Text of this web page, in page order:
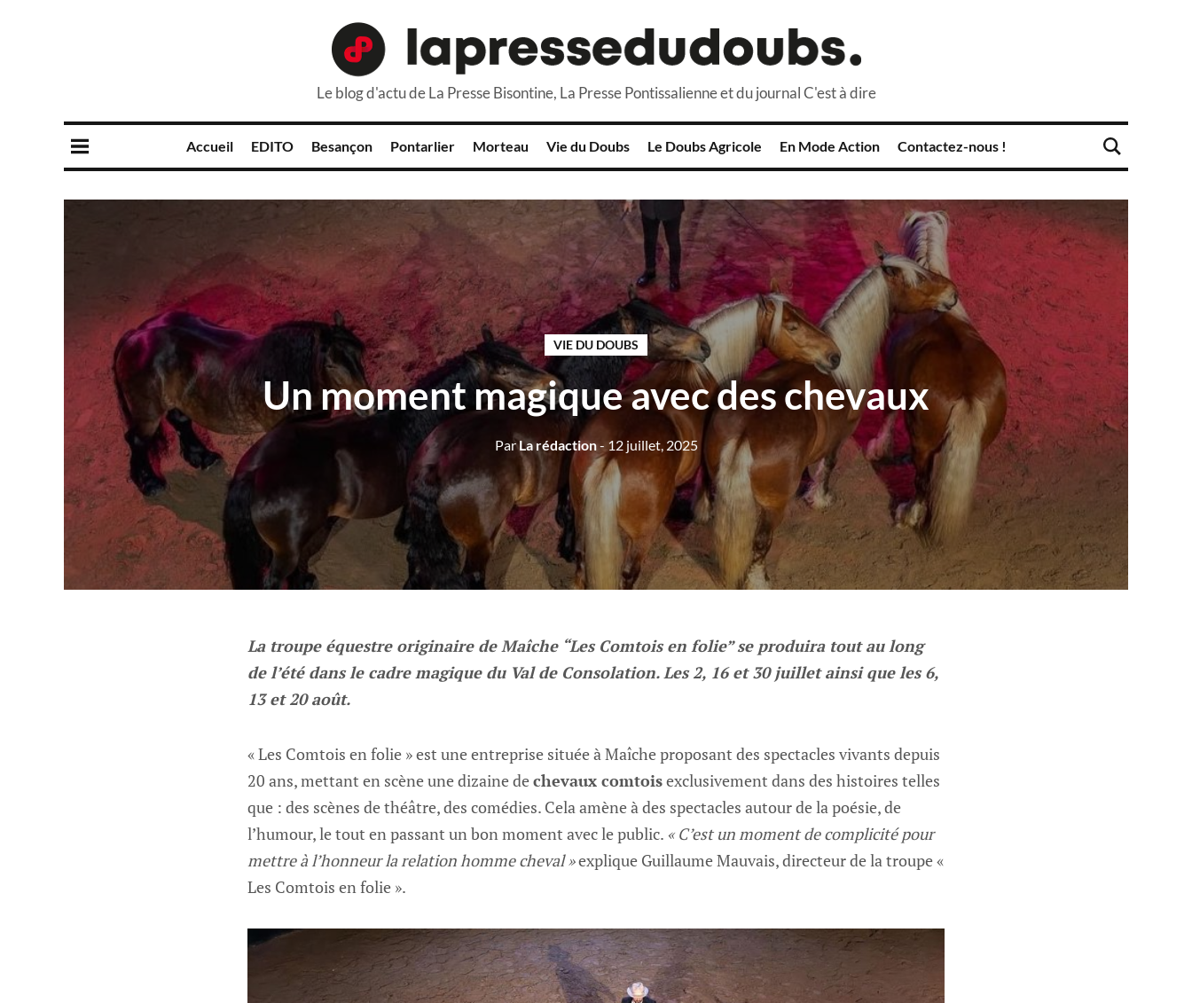
Le blog d'actu de La Presse Bisontine, La Presse Pontissalienne et du journal C'est à dire
Accueil EDITO Besançon Pontarlier Morteau Vie du Doubs Le Doubs Agricole En Mode Action Contactez-nous !
VIE DU DOUBS
Un moment magique avec des chevaux
ParLa rédaction- 12 juillet, 2025
La troupe équestre originaire de Maîche “Les Comtois en folie” se produira tout au long
de l’été dans le cadre magique du Val de Consolation. Les 2, 16 et 30 juillet ainsi que les 6,
13 et 20 août.
« Les Comtois en folie » est une entreprise située à Maîche proposant des spectacles vivants depuis
20 ans, mettant en scène une dizaine dechevaux comtoisexclusivement dans des histoires telles
que : des scènes de théâtre, des comédies. Cela amène à des spectacles autour de la poésie, de
l’humour, le tout en passant un bon moment avec le public. « C’est un moment de complicité pour
mettre à l’honneur la relation homme cheval »explique Guillaume Mauvais, directeur de la troupe «
Les Comtois en folie ».